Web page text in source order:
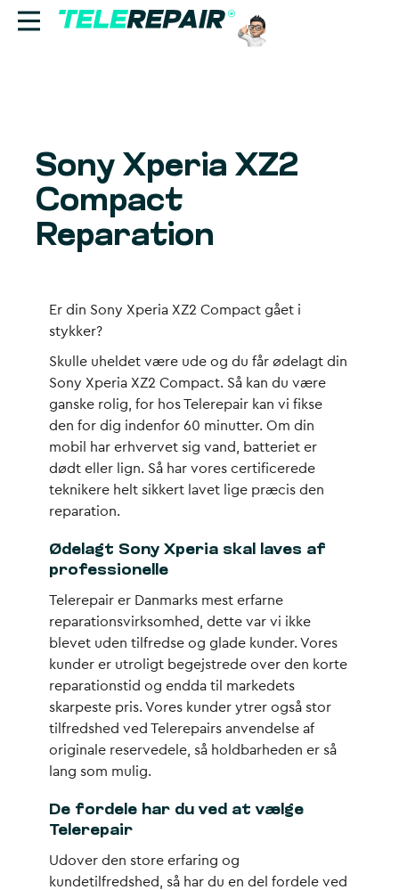
Find butik
Erhverv
Sony Xperia XZ2
Compact
Reparation
Er din Sony Xperia XZ2 Compact gået i
stykker?
Skulle uheldet være ude og du får ødelagt din
Sony Xperia XZ2 Compact. Så kan du være
ganske rolig, for hos Telerepair kan vi fikse
den for dig indenfor 60 minutter. Om din
mobil har erhvervet sig vand, batteriet er
dødt eller lign. Så har vores certificerede
teknikere helt sikkert lavet lige præcis den
reparation.
Ødelagt Sony Xperia skal laves af
professionelle
Telerepair er Danmarks mest erfarne
reparationsvirksomhed, dette var vi ikke
blevet uden tilfredse og glade kunder. Vores
kunder er utroligt begejstrede over den korte
reparationstid og endda til markedets
skarpeste pris. Vores kunder ytrer også stor
tilfredshed ved Telerepairs anvendelse af
originale reservedele, så holdbarheden er så
lang som mulig.
De fordele har du ved at vælge
Telerepair
Udover den store erfaring og
kundetilfredshed, så har du en del fordele ved